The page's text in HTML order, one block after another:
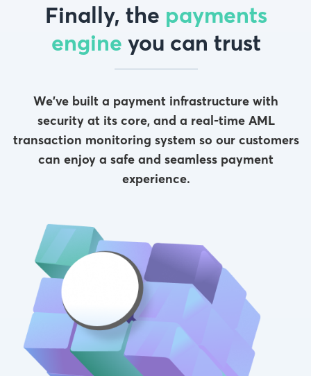
Finally, the payments
engine you can trust
We’ve built a payment infrastructure with
security at its core, and a real-time AML
transaction monitoring system so our customers
can enjoy a safe and seamless payment
experience.